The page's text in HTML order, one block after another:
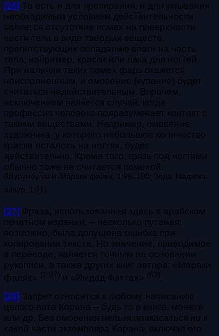
[26] То есть и для протирания, и для умывания
необходимым условием действительности
является отсутствие помех на поверхности
части тела в виде твердых веществ,
препятствующих попаданию влаги на часть
тела, например, краски или лака для ногтей.
При наличии таких помех фарз окажется
неисполненным, и омовение (купание) будет
считаться недействительным. Впрочем,
исключением является случай, когда
профессия человека подразумевает контакт с
такими веществами. Например, омовение
художника, у которого небольшое количество
краски осталось на ногтях, будет
действительно. Кроме того, грязь под ногтями
обычно тоже не считается помехой.
(Шурунбулали. Мараки фалях, 1:99–100; Зеда. Маджма
анхур, 1:21)
[27] Фраза, использованная здесь в арабском
печатном издании, – несколько путаная:
возможно, была допущена ошибка при
копировании текста. Но значение, приводимое
в переводе, является точным на основании
рукописи, а также других книг автора: «Мараки
фалях» (1:97) и «Имдад Фаттах» (63).
[28] Запрет относится к любому написанию
целого аята Корана – будь то в книге, монете
или др. Без омовения нельзя прикасаться ни к
какой части экземпляра Корана, включая его